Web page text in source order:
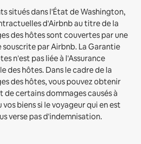
situés dans l'État de Washington,
d'Airbnb au titre de la
des hôtes sont couvertes par une
souscrite par Airbnb. La Garantie
n'est pas liée à l'Assurance
des hôtes. Dans le cadre de la
des hôtes, vous pouvez obtenir
de certains dommages causés à
biens si le voyageur qui en est
verse pas d'indemnisation.